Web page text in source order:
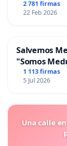
2 781 firmas
22 Feb 2026
Salvemos
"Somos
1 113 firmas
5 Jul 2026
Una calle